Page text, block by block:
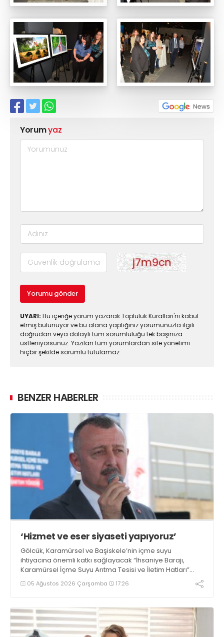
Yorumyaz
Yorumu gönder
UYARI: Bu içeriğe yorum yazarak Topluluk Kuralları'nı kabul
etmiş bulunuyor ve bu alana yaptığınız yorumunuzla ilgili
doğrudan veya dolaylı tüm sorumluluğu tek başınıza
üstleniyorsunuz. Yazılan tüm yorumlardan site yönetimi
hiçbir şekilde sorumlu tutulamaz.
BENZER HABERLER
‘Hizmet ve eser siyaseti yapıyoruz’
Gölcük, Karamürsel ve Başiskele’nin içme suyu
ihtiyacına önemli katkı sağlayacak “İhsaniye Barajı,
Karamürsel İçme Suyu Arıtma Tesisi ve İletim Hatları”
projesinin tanıtım töreninde konuşan Büyükşehir
Belediye Başkanı Tahir Büyükakın, “Hizmet ve eser
05 Ağustos 2026 Çarşamba 17:26